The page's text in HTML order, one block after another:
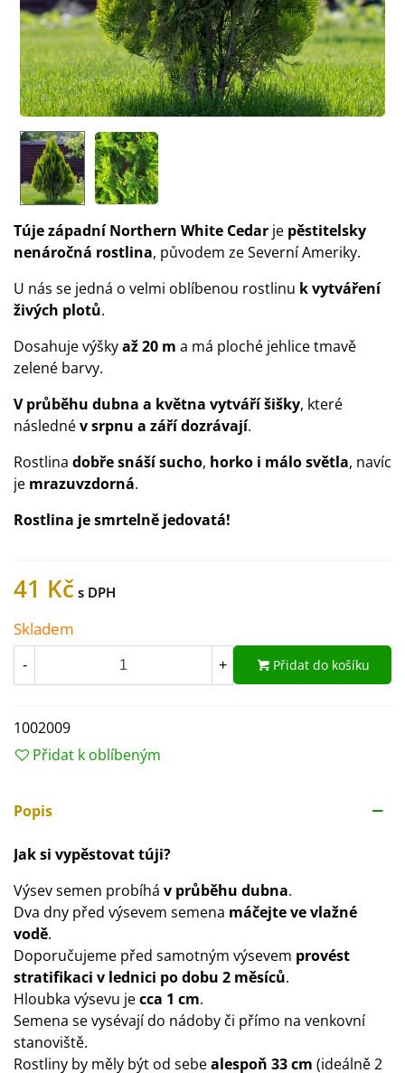
Túje západní Northern White Cedar je pěstitelsky
nenáročná rostlina, původem ze Severní Ameriky.
U nás se jedná o velmi oblíbenou rostlinu k vytváření
živých plotů.
Dosahuje výškyaž 20 m a má ploché jehlice tmavě
zelené barvy.
V průběhu dubna a května vytváří šišky, které
následnév srpnu a září dozrávají.
Rostlina dobře snáší sucho, horko i málo světla, navíc
je mrazuvzdorná.
Rostlina je smrtelně jedovatá!
41 Kč
Skladem
- + Přidat do košíku
1002009
Přidat k oblíbeným
Popis
Jak si vypěstovat túji?
Výsev semen probíhá v průběhu dubna.
Dva dny před výsevem semena máčejte ve vlažné
vodě.
Doporučujeme před samotným výsevem provést
stratifikaci v lednici po dobu 2 měsíců.
Hloubka výsevu jecca 1 cm.
Semena se vysévají do nádoby či přímo na venkovní
stanoviště.
Rostliny by měly být od sebealespoň 33 cm (ideálně 2